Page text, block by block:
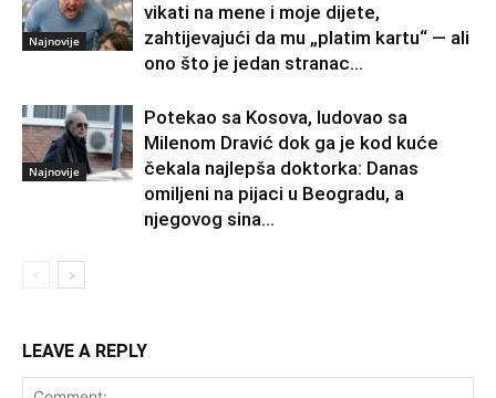
Najnovije
vikati na mene i moje dijete,
zahtijevajući da mu „platim kartu“ — ali
ono što je jedan stranac...
Najnovije
Potekao sa Kosova, ludovao sa
Milenom Dravić dok ga je kod kuće
čekala najlepša doktorka: Danas
omiljeni na pijaci u Beogradu, a
njegovog sina...
LEAVE A REPLY